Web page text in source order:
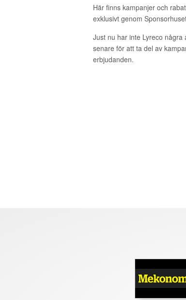
Här finns kampanjer och
exklusivt genom
Just nu har inte Lyreco
senare för att ta del av
erbjudanden.